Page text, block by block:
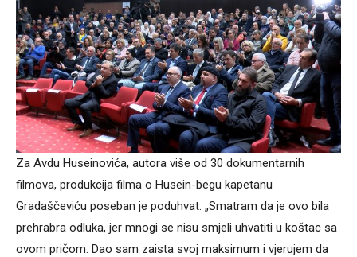
Za Avdu Huseinovića, autora više od 30 dokumentarnih
filmova, produkcija filma o Husein-begu kapetanu
Gradaščeviću poseban je poduhvat. „Smatram da je ovo bila
prehrabra odluka, jer mnogi se nisu smjeli uhvatiti u koštac sa
ovom pričom. Dao sam zaista svoj maksimum i vjerujem da